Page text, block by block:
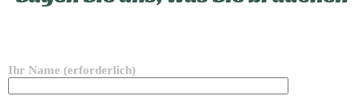
Ihr Name (erforderlich)